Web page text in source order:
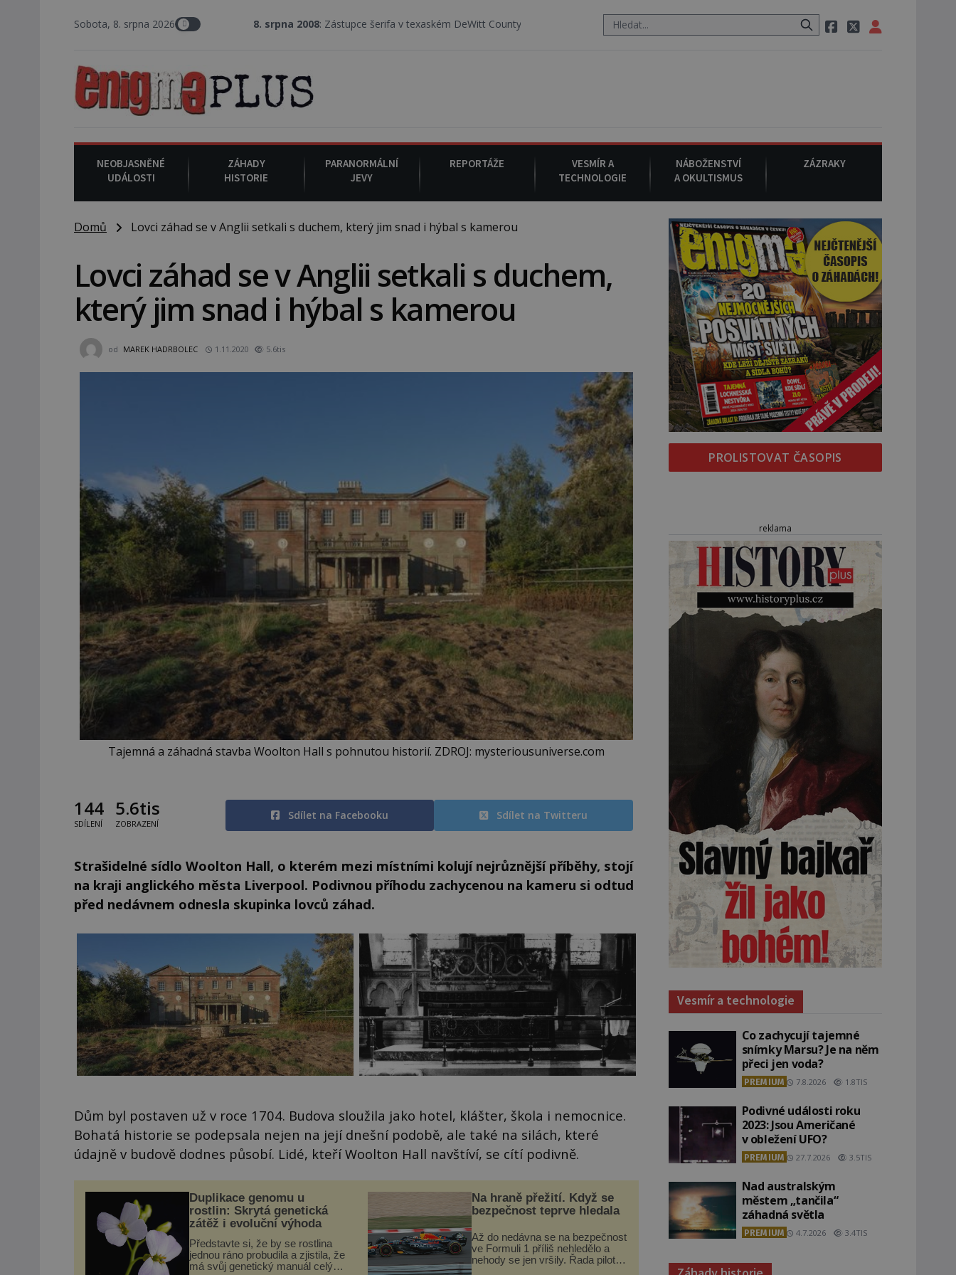
Sobota, 8. srpna 2026 8. srpna 2008 : Zástupce šerifa v texaském DeWitt County pořizuje video, na kterém před jeho vozem po cestě utíká zvláštní psovitá šelma, údajně bájná
NEOBJASNĚNÉ
UDÁLOSTI
ZÁHADY
HISTORIE
PARANORMÁLNÍ
JEVY
REPORTÁŽE
VESMÍR A
TECHNOLOGIE
NÁBOŽENSTVÍ
A OKULTISMUS
ZÁZRAKY
Domů Lovci záhad se v Anglii setkali s duchem, který jim snad i hýbal s kamerou
Lovci záhad se v Anglii setkali s duchem,
který jim snad i hýbal s kamerou
od MAREK HADRBOLEC 1.11.2020 5.6tis
Tajemná a záhadná stavba Woolton Hall s pohnutou historií. ZDROJ: mysteriousuniverse.com
144
SDÍLENÍ
5.6tis
ZOBRAZENÍ
Sdílet na Facebooku Sdílet na Twitteru
Strašidelné sídlo Woolton Hall, o kterém mezi místními kolují nejrůznější příběhy, stojí
na kraji anglického města Liverpool. Podivnou příhodu zachycenou na kameru si odtud
před nedávnem odnesla skupinka lovců záhad.
Dům byl postaven už v roce 1704. Budova sloužila jako hotel, klášter, škola i nemocnice.
Bohatá historie se podepsala nejen na její dnešní podobě, ale také na silách, které
údajně v budově dodnes působí. Lidé, kteří Woolton Hall navštíví, se cítí podivně.
Duplikace genomu u
rostlin: Skrytá genetická
zátěž i evoluční výhoda
Představte si, že by se rostlina
jednou ráno probudila a zjistila, že
má svůj genetický manuál celý
Na hraně přežití. Když se
bezpečnost teprve hledala
Až do nedávna se na bezpečnost
ve Formuli 1 příliš nehledělo a
nehody se jen vršily. Řada pilotů
PROLISTOVAT ČASOPIS
reklama
Vesmír a technologie
Co zachycují tajemné
snímky Marsu? Je na něm
přeci jen voda?
PREMIUM 7.8.2026 1.8TIS
Podivné události roku
2023: Jsou Američané
v obležení UFO?
PREMIUM 27.7.2026 3.5TIS
Nad australským
městem „tančila“
záhadná světla
PREMIUM 4.7.2026 3.4TIS